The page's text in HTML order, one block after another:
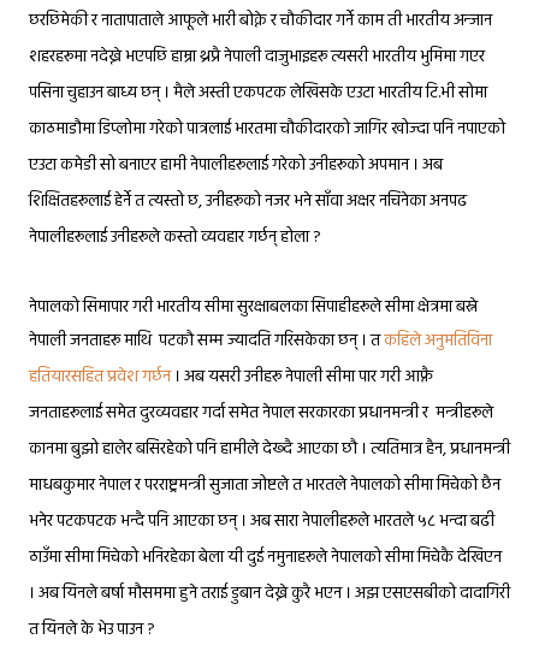
छरछिमेकी र नातापाताले आफूले भारी बोक्ने र चौकीदार गर्ने काम ती भारतीय अन्जान
शहरहरूमा नदेख्ने भएपछि हाम्रा थ्रप्रै नेपाली दाजुभाइहरू त्यसरी भारतीय भुमिमा गएर
पसिना चुहाउन बाध्य छन् ।मैले अस्ती एकपटक लेखिसके एउटा भारतीय टि.भी सोमा
काठमाडौमा डिप्लोमा गरेको पात्रलाईभारतमा चौकीदारको जागिर खोज्दा पनि नपाएको
एउटा कमेडी सो बनाएर हामी नेपालीहरूलाईगरेको उनीहरूको अपमान । अब
शिक्षितहरूलाईहेर्ने त त्यस्तो छ, उनीहरूको नजर भने साँवा अक्षर नचिनेका अनपढ
नेपालीहरूलाईउनीहरूले कस्तो व्यवहार गर्छन् होला ?
नेपालको सिमापार गरी भारतीय सीमा सुरक्षाबलका सिपाहीहरूले सीमा क्षेत्रमा बस्ने
नेपाली जनताहरू माथि पटकौ सम्म ज्यादति गरिसकेका छन् । तकहिले अनुमतिविना
हतियारसहित प्रवेश गर्छन।अब यसरी उनीहरू नेपाली सीमा पार गरी आफ्नै
जनताहरूलाईसमेत दुरव्यवहार गर्दा समेत नेपाल सरकारका प्रधानमन्त्री र मन्त्रीहरूले
कानमा बुझो हालेर बसिरहेको पनि हामीले देख्दै आएका छौ । त्यतिमात्र हैन, प्रधानमन्त्री
माधबकुमार नेपाल र परराष्ट्रमन्त्री सुजाता जोष्टले त भारतले नेपालको सीमा मिचेको छैन
भनेर पटकपटक भन्दै पनि आएका छन् । अब सारा नेपालीहरूले भारतले५८भन्दा बढी
ठाउँमा सीमा मिचेको भनिरहेका बेला यी दुईनमुनाहरूले नेपालको सीमा मिचेकै देखिएन
। अब यिनले बर्षा मौसममा हुने तराईडुबान देख्ने कुरै भएन । अझ एसएसबीको दादागिरी
त यिनले के भेउ पाउन ?